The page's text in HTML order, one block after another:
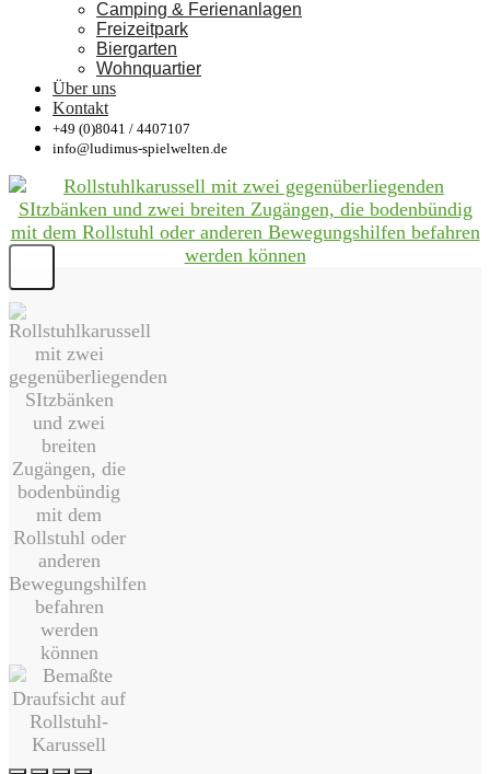
Camping & Ferienanlagen
Freizeitpark
Biergarten
Wohnquartier
Über uns
Kontakt
+49 (0)8041 / 4407107
info@ludimus-spielwelten.de